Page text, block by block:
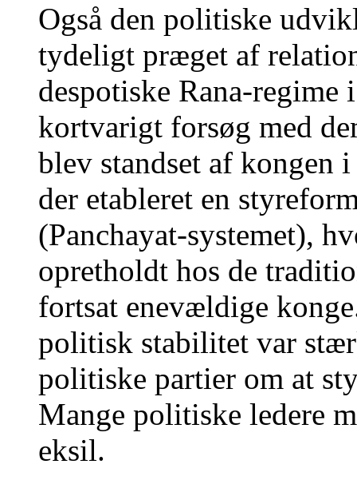
Også den politiske
tydeligt præget af
despotiske Rana-
kortvarigt forsøg med
blev standset af kongen
der etableret en
(Panchayat-systemet),
opretholdt hos de
fortsat enevældige
politisk stabilitet var
politiske partier om at
Mange politiske ledere
eksil.